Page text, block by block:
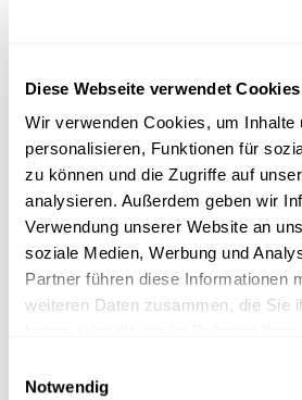
Diese Webseite verwendet Cookies
Wir verwenden Cookies, um Inhalte
personalisieren, Funktionen für
zu können und die Zugriffe auf
analysieren. Außerdem geben wir
Verwendung unserer Website an
soziale Medien, Werbung und
Partner führen diese Informationen
weiteren Daten zusammen, die Sie
Notwendig
"Alles aus Liebe" (1927)
Farkas und Ernst Marischka
Sammlungsgeschichte
Sammlung Günther Schifter
Signalverbesserung